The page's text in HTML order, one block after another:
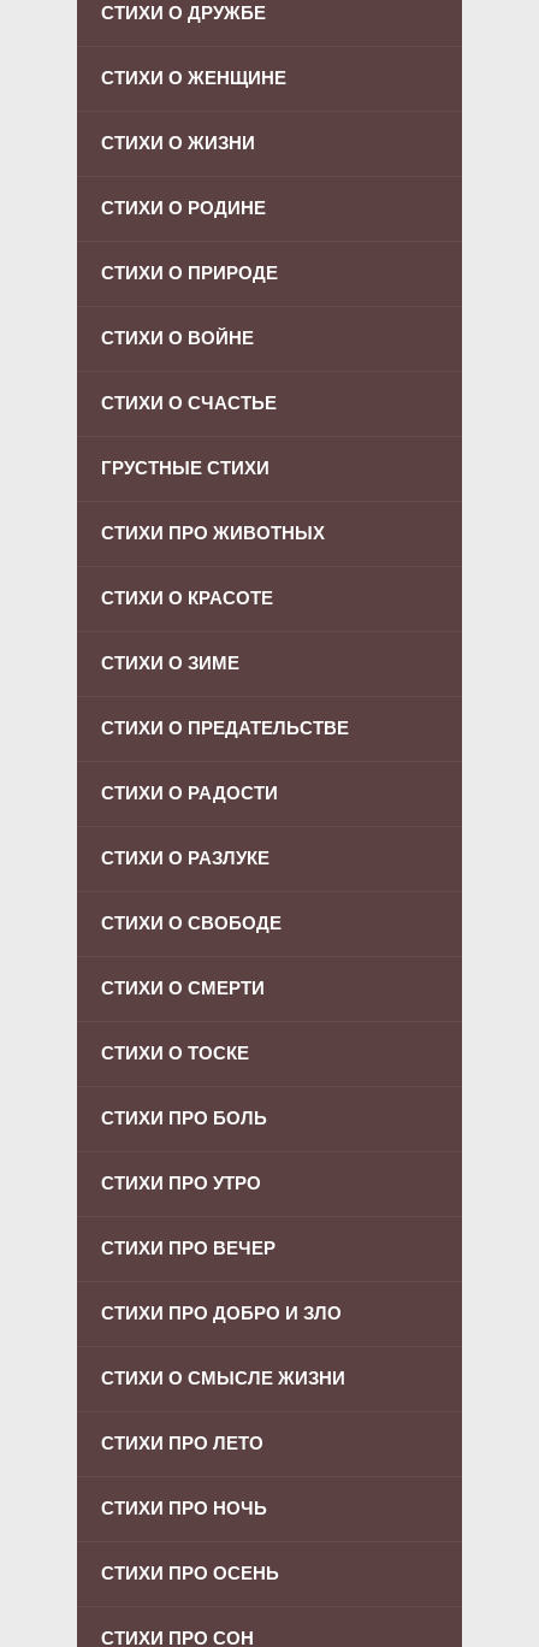
СТИХИ О ДРУЖБЕ
СТИХИ О ЖЕНЩИНЕ
СТИХИ О ЖИЗНИ
СТИХИ О РОДИНЕ
СТИХИ О ПРИРОДЕ
СТИХИ О ВОЙНЕ
СТИХИ О СЧАСТЬЕ
ГРУСТНЫЕ СТИХИ
СТИХИ ПРО ЖИВОТНЫХ
СТИХИ О КРАСОТЕ
СТИХИ О ЗИМЕ
СТИХИ О ПРЕДАТЕЛЬСТВЕ
СТИХИ О РАДОСТИ
СТИХИ О РАЗЛУКЕ
СТИХИ О СВОБОДЕ
СТИХИ О СМЕРТИ
СТИХИ О ТОСКЕ
СТИХИ ПРО БОЛЬ
СТИХИ ПРО УТРО
СТИХИ ПРО ВЕЧЕР
СТИХИ ПРО ДОБРО И ЗЛО
СТИХИ О СМЫСЛЕ ЖИЗНИ
СТИХИ ПРО ЛЕТО
СТИХИ ПРО НОЧЬ
СТИХИ ПРО ОСЕНЬ
СТИХИ ПРО СОН